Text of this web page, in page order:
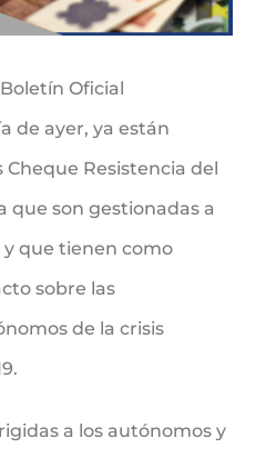
Oficial
de ayer, ya están
Resistencia del
que son gestionadas a
y que tienen como
sobre las
de la crisis
a los autónomos y